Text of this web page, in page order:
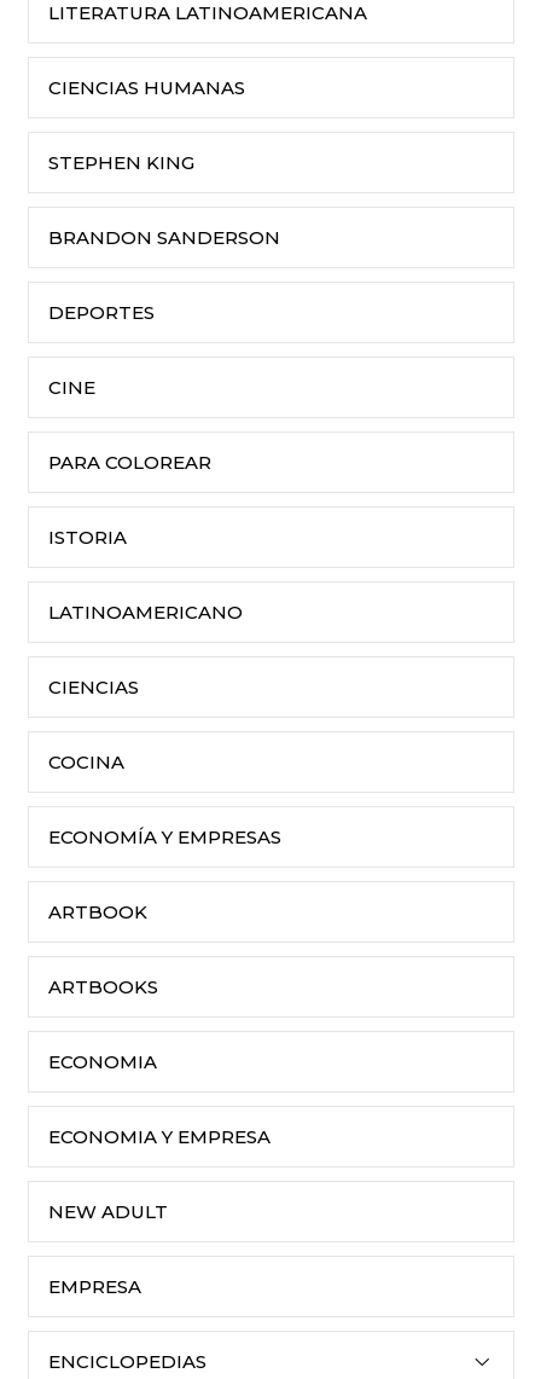
LITERATURA LATINOAMERICANA
CIENCIAS HUMANAS
STEPHEN KING
BRANDON SANDERSON
DEPORTES
CINE
PARA COLOREAR
ISTORIA
LATINOAMERICANO
CIENCIAS
COCINA
ECONOMÍA Y EMPRESAS
ARTBOOK
ARTBOOKS
ECONOMIA
ECONOMIA Y EMPRESA
NEW ADULT
EMPRESA
ENCICLOPEDIAS